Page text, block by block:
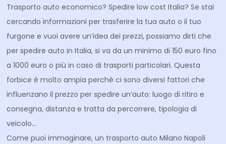
Trasporto auto economico? Spedire low cost Italia? Se stai
cercando informazioni per trasferire la tua auto o il tuo
furgone e vuoi avere un’idea dei prezzi, possiamo dirti che
per spedire auto in Italia, si va da un minimo di 150 euro fino
a 1000 euro o più in caso di trasporti particolari. Questa
forbice è molto ampia perché ci sono diversi fattori che
influenzano il prezzo per spedire un’auto: luogo di ritiro e
consegna, distanza e tratta da percorrere, tipologia di
veicolo…
Come puoi immaginare, un trasporto auto Milano Napoli